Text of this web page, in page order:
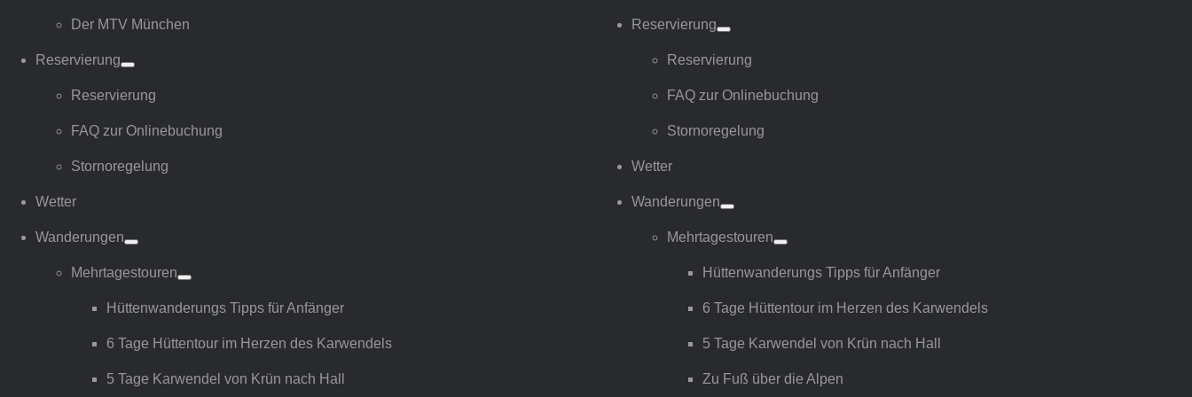
Der MTV München
Reservierung
Reservierung
FAQ zur Onlinebuchung
Stornoregelung
Wetter
Wanderungen
Mehrtagestouren
Hüttenwanderungs Tipps für Anfänger
6 Tage Hüttentour im Herzen des Karwendels
5 Tage Karwendel von Krün nach Hall
Reservierung
Reservierung
FAQ zur Onlinebuchung
Stornoregelung
Wetter
Wanderungen
Mehrtagestouren
Hüttenwanderungs Tipps für Anfänger
6 Tage Hüttentour im Herzen des Karwendels
5 Tage Karwendel von Krün nach Hall
Zu Fuß über die Alpen